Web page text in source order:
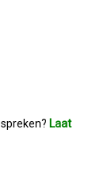
Laat